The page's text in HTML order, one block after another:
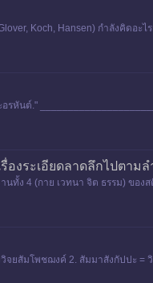
Koch, Hansen) กำลังคิดอะ
หันต์."
งระเอียดลาดลึกไปตามล
ง 4 (กาย เวทนา จิต ธรรม) ของ
สัมโพชฌงค์ 2. สัมมาสังกัปปะ =